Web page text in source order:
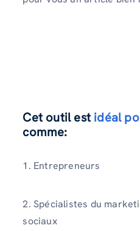
Cet outil est idéal
comme:
1. Entrepreneurs
2. Spécialistes du
sociaux